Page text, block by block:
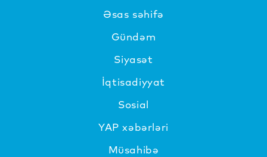
Əsas səhifə
Gündəm
Siyasət
İqtisadiyyat
Sosial
YAP xəbərləri
Müsahibə